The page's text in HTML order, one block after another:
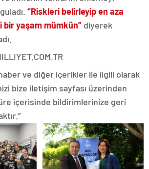
“Riskleri belirleyip en aza
yaşam mümkün” diyerek
ve diğer içerikler ile ilgili olarak
bize iletişim sayfası üzerinden
içerisinde bildirimlerinize geri